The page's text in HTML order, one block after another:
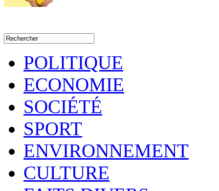
POLITIQUE
ECONOMIE
SOCIÉTÉ
SPORT
ENVIRONNEMENT
CULTURE